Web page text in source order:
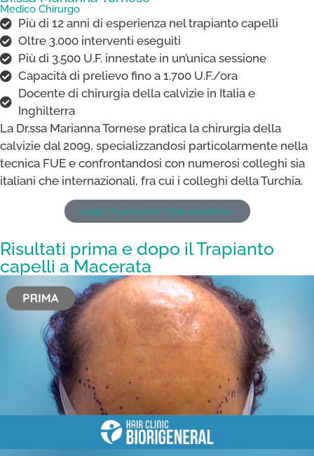
Medico Chirurgo
Più di 12 anni di esperienza nel trapianto capelli
Oltre 3.000 interventi eseguiti
Più di 3.500 U.F. innestate in un’unica sessione
Capacità di prelievo fino a 1.700 U.F./ora
Docente di chirurgia della calvizie in Italia e
Inghilterra
La Dr.ssa Marianna Tornese pratica la chirurgia della
calvizie dal 2009, specializzandosi particolarmente nella
tecnica FUE e confrontandosi con numerosi colleghi sia
italiani che internazionali, fra cui i colleghi della Turchia.
Leggi il Curriculum Vitae completo >
Risultati prima e dopo il Trapianto
capelli a Macerata